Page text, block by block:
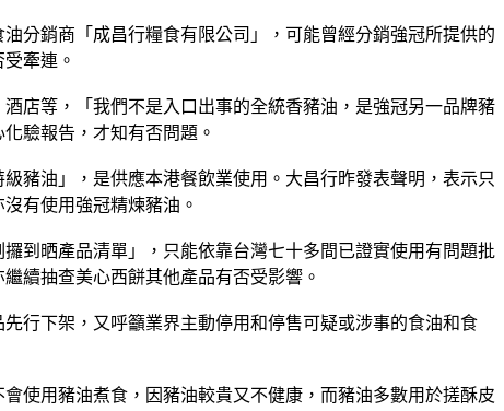
分銷商「成昌行糧食有限公司」，可能曾經分銷強冠所提供的
牽連。
店等，「我們不是入口出事的全統香豬油，是強冠另一品牌豬
驗報告，才知有否問題。
豬油」，是供應本港餐飲業使用。大昌行昨發表聲明，表示只
有使用強冠精煉豬油。
到晒產品清單」，只能依靠台灣七十多間已證實使用有問題批
續抽查美心西餅其他產品有否受影響。
行下架，又呼籲業界主動停用和停售可疑或涉事的食油和食
使用豬油煮食，因豬油較貴又不健康，而豬油多數用於搓酥皮